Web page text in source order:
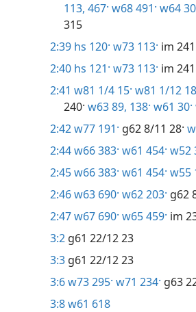
113, 467· w68 491· w64
315
2:39 hs 120· w73 113· im 241
2:40 hs 121· w73 113· im
2:41 w81 1/4 15· w81 1/12
240· w63 89, 138· w61 30·
2:42w77 191· g62 8/11 28·
2:44w66 383· w61 454· w52
2:45w66 383· w61 454· w55
2:46w63 690· w62 203· g62
2:47w67 690· w65 459· im
3:2 g61 22/12 23
3:3 g61 22/12 23
3:6w73 295· w71 234· g63
3:8w61 618